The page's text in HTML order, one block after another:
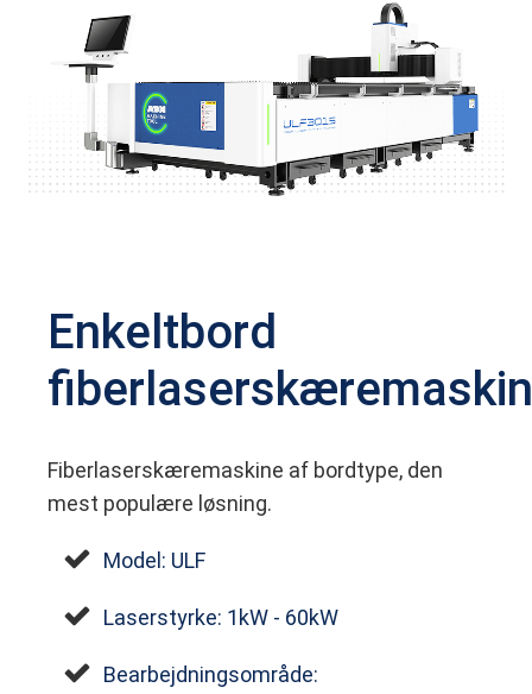
Enkeltbord
Fiberlaserskæremaskine af bordtype, den
mest populære løsning.
Model: ULF
Laserstyrke: 1kW - 60kW
Bearbejdningsområde: